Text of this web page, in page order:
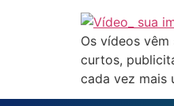
Os vídeos
curtos,
cada vez mais